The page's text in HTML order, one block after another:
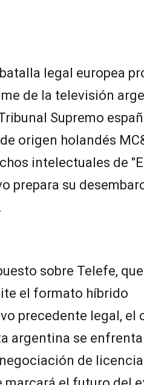
legal europea
de la televisión
Supremo
origen holandés
intelectuales de
prepara su
sobre Telefe, que
el formato híbrido
precedente legal, el
argentina se enfrenta
de